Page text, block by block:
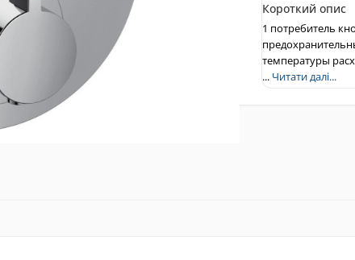
Короткий опис
1 потребитель
температуры
... Читати далі...